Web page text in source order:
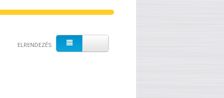
ELRENDEZÉS: